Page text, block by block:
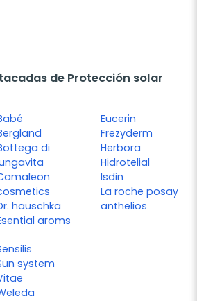
de Protección solar
di
hauschka
aroms
Eucerin
Frezyderm
Herbora
Hidrotelial
Isdin
La roche posay
anthelios
system